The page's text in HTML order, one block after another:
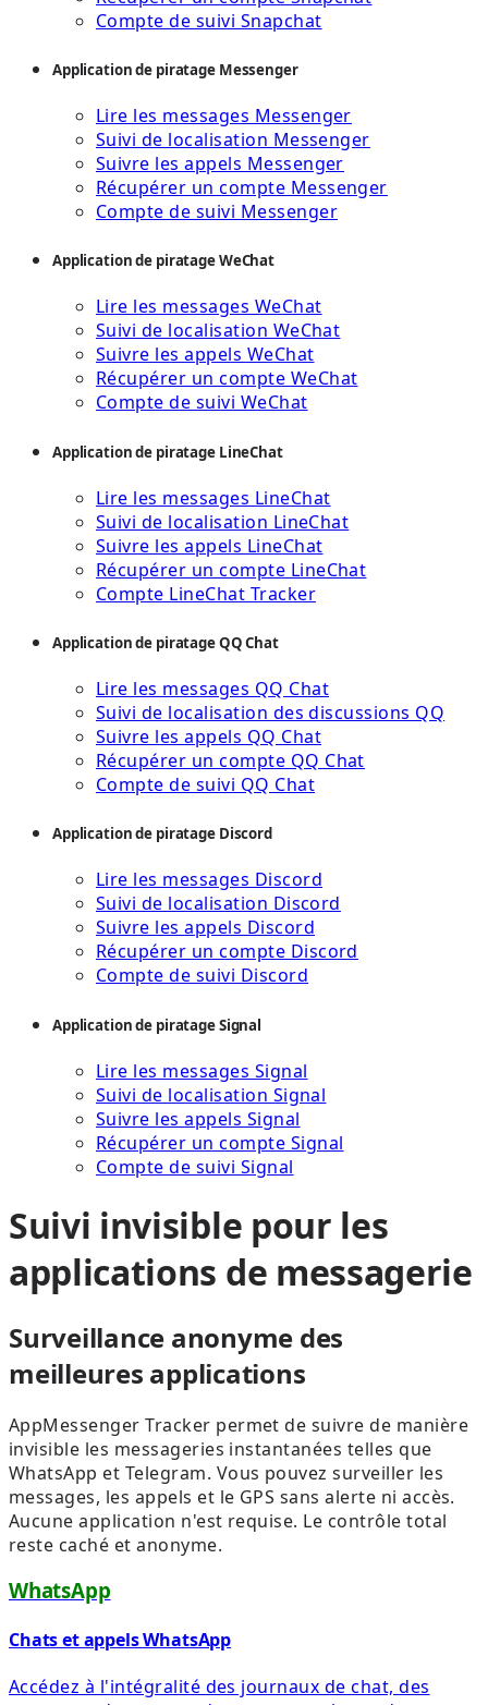
Compte de suivi Snapchat
Application de piratage Messenger
Lire les messages Messenger
Suivi de localisation Messenger
Suivre les appels Messenger
Récupérer un compte Messenger
Compte de suivi Messenger
Application de piratage WeChat
Lire les messages WeChat
Suivi de localisation WeChat
Suivre les appels WeChat
Récupérer un compte WeChat
Compte de suivi WeChat
Application de piratage LineChat
Lire les messages LineChat
Suivi de localisation LineChat
Suivre les appels LineChat
Récupérer un compte LineChat
Compte LineChat Tracker
Application de piratage QQ Chat
Lire les messages QQ Chat
Suivi de localisation des discussions QQ
Suivre les appels QQ Chat
Récupérer un compte QQ Chat
Compte de suivi QQ Chat
Application de piratage Discord
Lire les messages Discord
Suivi de localisation Discord
Suivre les appels Discord
Récupérer un compte Discord
Compte de suivi Discord
Application de piratage Signal
Lire les messages Signal
Suivi de localisation Signal
Suivre les appels Signal
Récupérer un compte Signal
Compte de suivi Signal
Suivi invisible pour les
applications de messagerie
Surveillance anonyme des
meilleures applications
AppMessenger Tracker permet de suivre de manière
invisible les messageries instantanées telles que
WhatsApp et Telegram. Vous pouvez surveiller les
messages, les appels et le GPS sans alerte ni accès.
Aucune application n'est requise. Le contrôle total
reste caché et anonyme.
WhatsApp
Chats et appels WhatsApp
Accédez à l'intégralité des journaux de chat, des